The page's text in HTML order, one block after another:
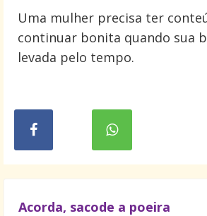
Uma mulher precisa ter
continuar bonita quando sua
levada pelo tempo.
Acorda, sacode a poeira